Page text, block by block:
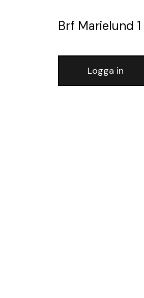
Brf Marielund 1
Logga in